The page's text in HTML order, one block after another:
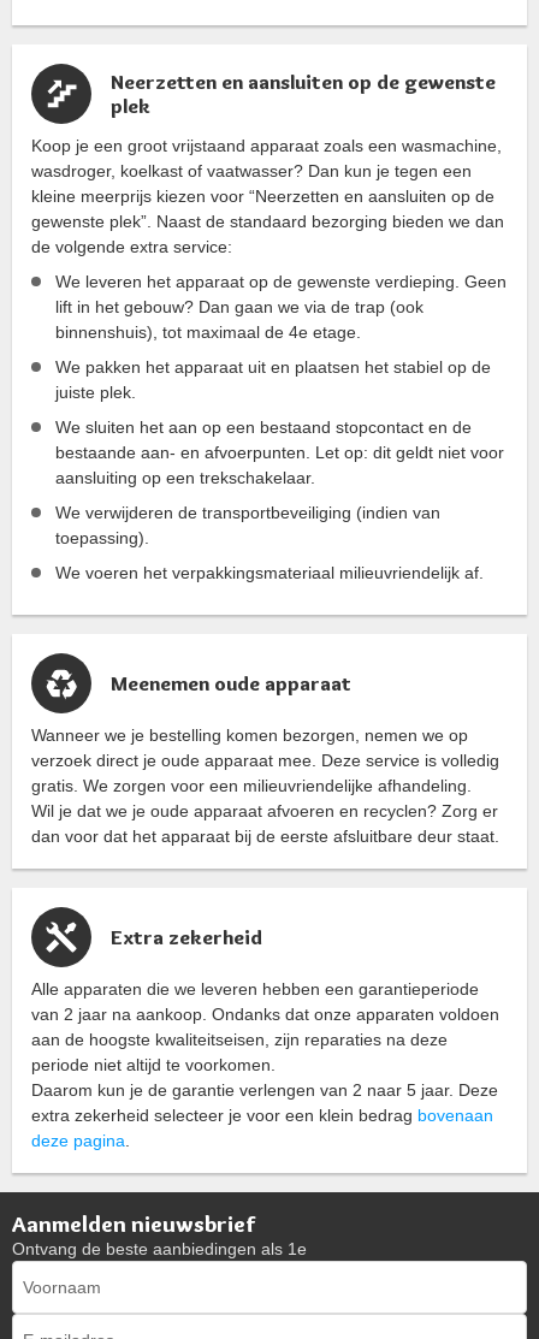
Neerzetten en aansluiten op de gewenste
plek
Koop je een groot vrijstaand apparaat zoals een wasmachine,
wasdroger, koelkast of vaatwasser? Dan kun je tegen een
kleine meerprijs kiezen voor “Neerzetten en aansluiten op de
gewenste plek”. Naast de standaard bezorging bieden we dan
de volgende extra service:
We leveren het apparaat op de gewenste verdieping. Geen
lift in het gebouw? Dan gaan we via de trap (ook
binnenshuis), tot maximaal de 4e etage.
We pakken het apparaat uit en plaatsen het stabiel op de
juiste plek.
We sluiten het aan op een bestaand stopcontact en de
bestaande aan- en afvoerpunten. Let op: dit geldt niet voor
aansluiting op een trekschakelaar.
We verwijderen de transportbeveiliging (indien van
toepassing).
We voeren het verpakkingsmateriaal milieuvriendelijk af.
Meenemen oude apparaat
Wanneer we je bestelling komen bezorgen, nemen we op
verzoek direct je oude apparaat mee. Deze service is volledig
gratis. We zorgen voor een milieuvriendelijke afhandeling.
Wil je dat we je oude apparaat afvoeren en recyclen? Zorg er
dan voor dat het apparaat bij de eerste afsluitbare deur staat.
Extra zekerheid
Alle apparaten die we leveren hebben een garantieperiode
van 2 jaar na aankoop. Ondanks dat onze apparaten voldoen
aan de hoogste kwaliteitseisen, zijn reparaties na deze
periode niet altijd te voorkomen.
Daarom kun je de garantie verlengen van 2 naar 5 jaar. Deze
extra zekerheid selecteer je voor een klein bedrag bovenaan
deze pagina
Aanmelden nieuwsbrief
Ontvang de beste aanbiedingen als 1e